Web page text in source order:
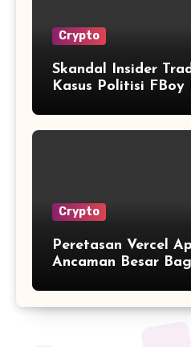
Crypto
Skandal Insider
Kasus Politisi FBoy
Crypto
Peretasan Vercel
Ancaman Besar